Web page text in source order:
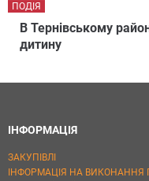
В Тернівському
дитину
ПОДІЯ
ІНФОРМАЦІЯ
ЗАКУПІВЛІ
ІНФОРМАЦІЯ НА